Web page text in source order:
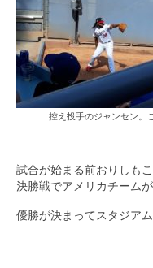
控え投手のジャンセン。
試合が始まる前おりしも
決勝戦でアメリカチーム
優勝が決まってスタジア